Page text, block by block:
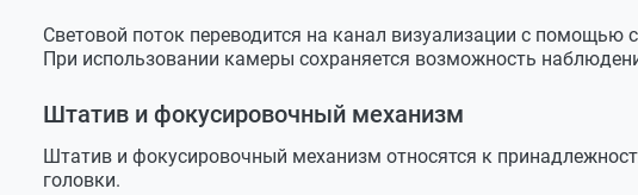
Световой поток переводится на канал визуализации с помощью
При использовании камеры сохраняется возможность
Штатив и фокусировочный механизм
Штатив и фокусировочный механизм относятся к
головки.